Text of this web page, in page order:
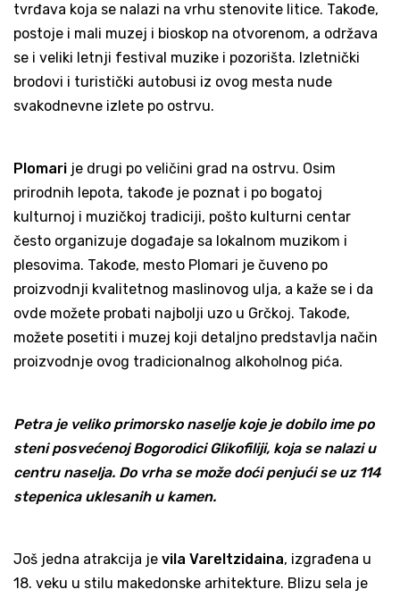
tvrđava koja se nalazi na vrhu stenovite litice. Takođe,
postoje i mali muzej i bioskop na otvorenom, a održava
se i veliki letnji festival muzike i pozorišta. Izletnički
brodovi i turistički autobusi iz ovog mesta nude
svakodnevne izlete po ostrvu.
Plomari je drugi po veličini grad na ostrvu. Osim
prirodnih lepota, takođe je poznat i po bogatoj
kulturnoj i muzičkoj tradiciji, pošto kulturni centar
često organizuje događaje sa lokalnom muzikom i
plesovima. Takođe, mesto Plomari je čuveno po
proizvodnji kvalitetnog maslinovog ulja, a kaže se i da
ovde možete probati najbolji uzo u Grčkoj. Takođe,
možete posetiti i muzej koji detaljno predstavlja način
proizvodnje ovog tradicionalnog alkoholnog pića.
Petra je veliko primorsko naselje koje je dobilo ime po
steni posvećenoj Bogorodici Glikofiliji, koja se nalazi u
centru naselja. Do vrha se može doći penjući se uz 114
stepenica uklesanih u kamen.
Još jedna atrakcija je vila Vareltzidaina, izgrađena u
18. veku u stilu makedonske arhitekture. Blizu sela je